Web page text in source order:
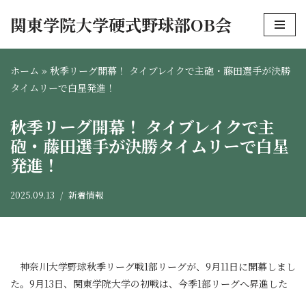
コ
テ
ン
へ
ス
キ
ッ
プ
関東学院大学硬式野球部OB会
ホーム » 秋季リーグ開幕！ タイブレイクで主砲・藤田選手が決勝
タイムリーで白星発進！
秋季リーグ開幕！ タイブレイクで主
砲・藤田選手が決勝タイムリーで白星
発進！
2025.09.13 新着情報
神奈川大学野球秋季リーグ戦1部リーグが、9月11日に開幕しまし
た。9月13日、関東学院大学の初戦は、今季1部リーグへ昇進した